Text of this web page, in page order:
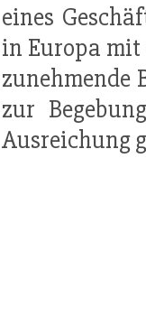
eines
in Europa
zunehmende
zur
Ausreichung